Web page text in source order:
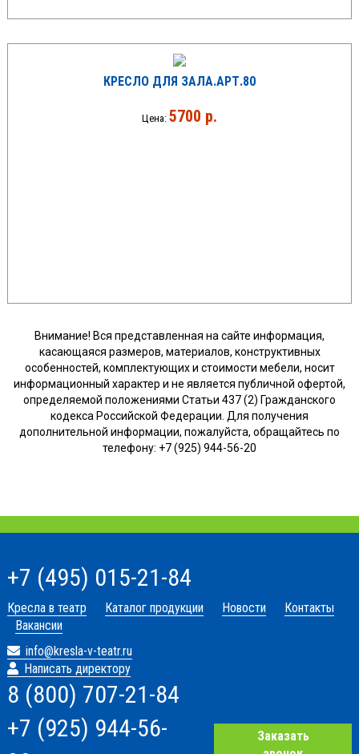
КРЕСЛО ДЛЯ ЗАЛА.АРТ.80
Цена: 5700 р.
Внимание! Вся представленная на сайте информация,
касающаяся размеров, материалов, конструктивных
особенностей, комплектующих и стоимости мебели, носит
информационный характер и не является публичной офертой,
определяемой положениями Статьи 437 (2) Гражданского
кодекса Российской Федерации. Для получения
дополнительной информации, пожалуйста, обращайтесь по
телефону: +7 (925) 944-56-20
+7 (495) 015-21-84
Кресла в театр Каталог продукции Новости
Контакты
Вакансии
info@kresla-v-teatr.ru
Написать директору
8 (800) 707-21-84
+7 (925) 944-56-
Заказать